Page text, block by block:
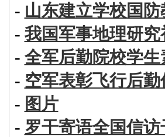
- 山东建立学校国
- 我国军事地理研究
- 全军后勤院校学生
- 空军表彰飞行后
- 图片
- 罗干寄语全国信